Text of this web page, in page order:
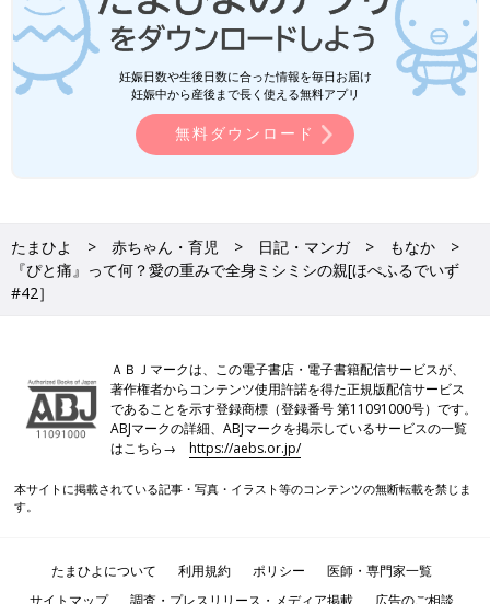
妊娠日数や生後日数に合った情報を毎日お届け
妊娠中から産後まで長く使える無料アプリ
無料ダウンロード
たまひよ 赤ちゃん・育児 日記・マンガ
もなか
『ぴと痛』って何？愛の重みで全身ミシミシの親[ほぺふるでいず
#42］
ＡＢＪマークは、この電子書店・電子書籍配信サービスが、
著作権者からコンテンツ使用許諾を得た正規版配信サービス
であることを示す登録商標（登録番号 第11091000号）です。
ABJマークの詳細、ABJマークを掲示しているサービスの一覧
はこちら→https://aebs.or.jp/
本サイトに掲載されている記事・写真・イラスト等のコンテンツの無断転載を禁じま
す。
たまひよについて 利用規約 ポリシー
医師・専門家一覧